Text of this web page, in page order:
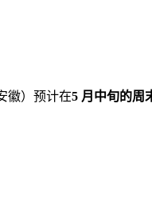
徽）预计在5 月中旬的周